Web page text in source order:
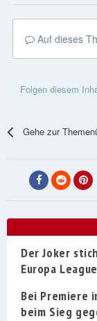
Auf dieses
Folgen diesem
Gehe zur
Der Joker
Europa
Bei Premiere
beim Sieg